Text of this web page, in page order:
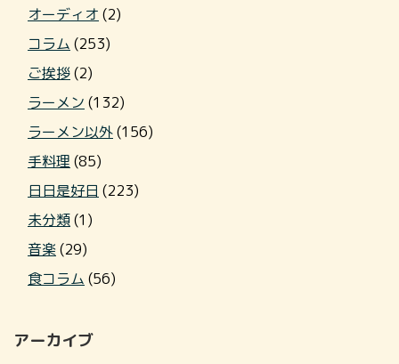
オーディオ (2)
コラム (253)
ご挨拶(2)
ラーメン (132)
ラーメン以外(156)
手料理 (85)
日日是好日 (223)
未分類(1)
音楽(29)
食コラム (56)
アーカイブ